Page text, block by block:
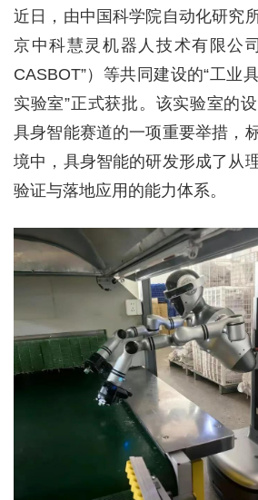
近日，由中国科学院自动化研究
京中科慧灵机器人技术有限公
CASBOT”）等共同建设的“工业
实验室”正式获批。该实验室的
具身智能赛道的一项重要举措，
境中，具身智能的研发形成了从
验证与落地应用的能力体系。